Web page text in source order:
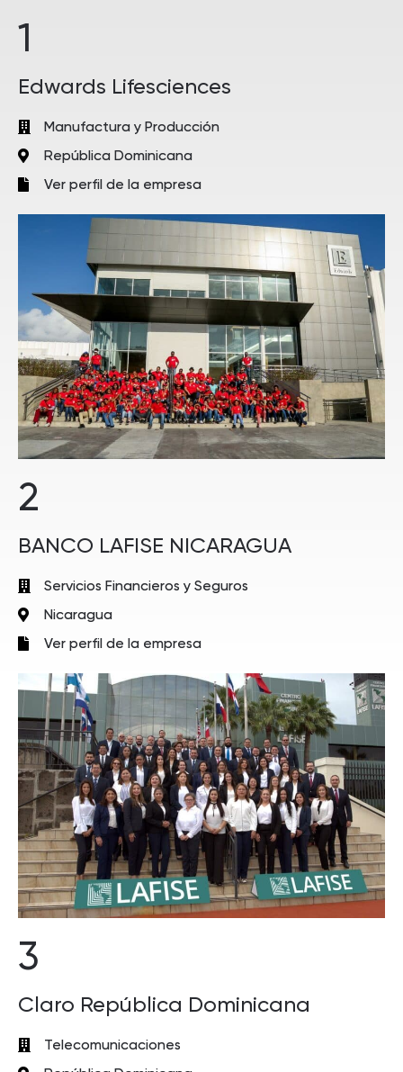
1
Edwards Lifesciences
Manufactura y Producción
República Dominicana
Ver perfil de la empresa
2
BANCO LAFISE NICARAGUA
Servicios Financieros y Seguros
Nicaragua
Ver perfil de la empresa
3
Claro República Dominicana
Telecomunicaciones